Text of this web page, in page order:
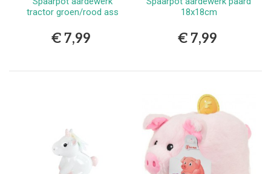
tractor groen/rood ass
€ 7,99
18x18cm
€ 7,99